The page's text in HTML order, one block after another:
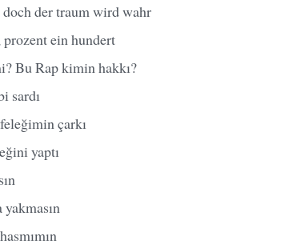
der traum wird wahr
ein hundert
Bu Rap kimin hakkı?
sardı
çarkı
yaptı